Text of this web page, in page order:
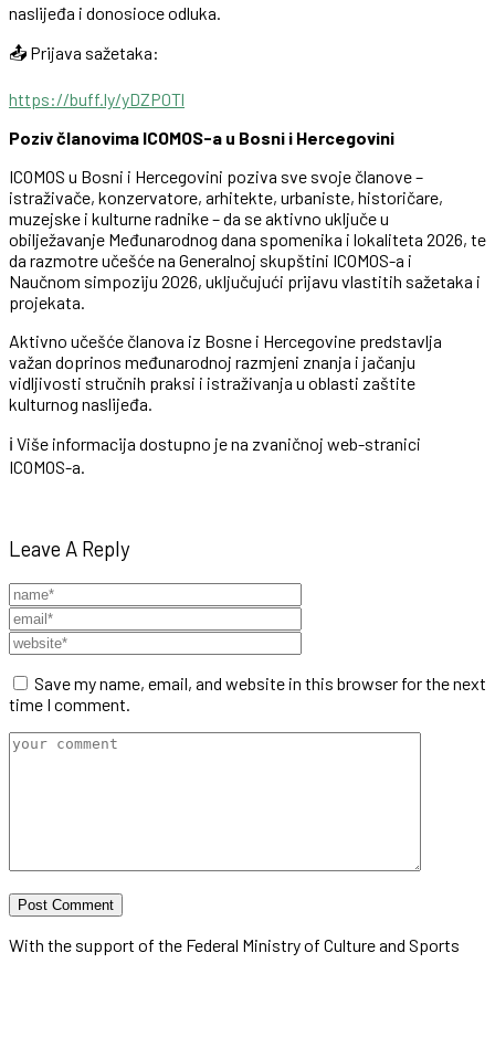
naslijeđa i donosioce odluka.
📤 Prijava sažetaka:
https://buff.ly/yDZP0Tl
Poziv članovima ICOMOS-a u Bosni i Hercegovini
ICOMOS u Bosni i Hercegovini poziva sve svoje članove –
istraživače, konzervatore, arhitekte, urbaniste, historičare,
muzejske i kulturne radnike – da se aktivno uključe u
obilježavanje Međunarodnog dana spomenika i lokaliteta 2026, te
da razmotre učešće na Generalnoj skupštini ICOMOS-a i
Naučnom simpoziju 2026, uključujući prijavu vlastitih sažetaka i
projekata.
Aktivno učešće članova iz Bosne i Hercegovine predstavlja
važan doprinos međunarodnoj razmjeni znanja i jačanju
vidljivosti stručnih praksi i istraživanja u oblasti zaštite
kulturnog naslijeđa.
ℹ️ Više informacija dostupno je na zvaničnoj web-stranici
ICOMOS-a.
Leave A Reply
Save my name, email, and website in this browser for the next
time I comment.
With the support of the Federal Ministry of Culture and Sports